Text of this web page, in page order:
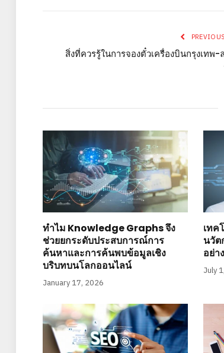
สิ่งที่ควรรู้ในการจองตั๋วเครื่องบินกรุงเทพ-
ทำไม Knowledge Graphs จึง
ช่วยยกระดับประสบการณ์การ
ค้นหาและการค้นพบข้อมูลเชิง
บริบทบนโลกออนไลน์
January 17, 2026
เทค
นวัต
อย่า
July